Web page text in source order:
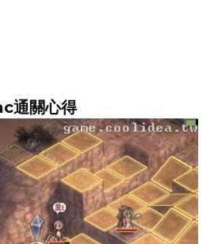
通關心得